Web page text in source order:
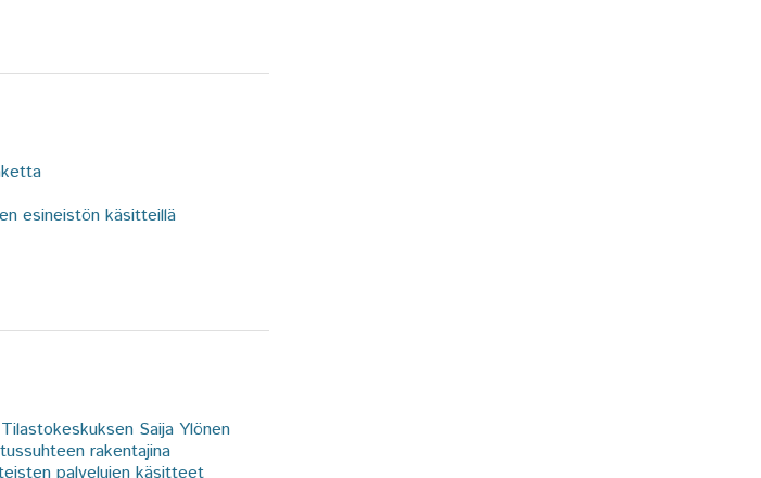
esineistön käsitteillä
Saija Ylönen
rakentajina
palvelujen käsitteet